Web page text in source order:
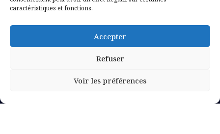
caractéristiques et fonctions.
Accepter
Refuser
Voir les préférences